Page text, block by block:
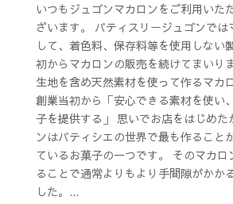
いつもジュゴンマカロンをご利用いた
ざいます。 パティスリージュゴンでは
して、着色料、保存料等を使用しない
初からマカロンの販売を続けてまいり
生地を含め天然素材を使って作るマカ
創業当初から「安心できる素材を使い
子を提供する」 思いでお店をはじめた
ンはパティシエの世界で最も作ること
ているお菓子の一つです。 そのマカ
ることで通常よりもより手間隙がかか
した。...